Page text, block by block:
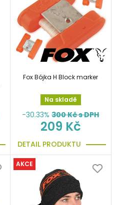
Fox Bójka H Block marker
Na skladě
-30.33% 300Kč s DPH
209 Kč
DETAIL PRODUKTU
AKCE